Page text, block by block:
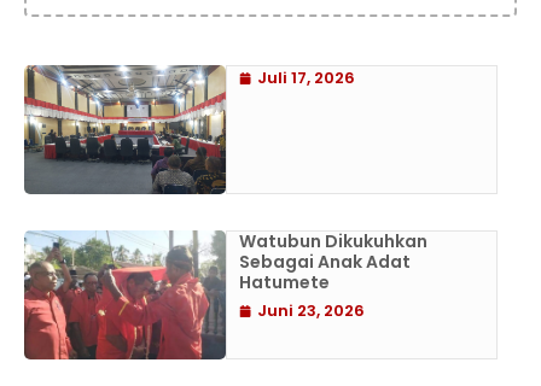
Juli 17, 2026
Watubun Dikukuhkan
Sebagai Anak Adat
Hatumete
Juni 23, 2026